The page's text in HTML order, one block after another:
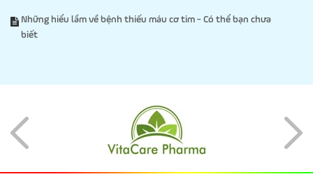
Những hiểu lầm về bệnh thiếu máu cơ tim - Có thể bạn chưa
biết